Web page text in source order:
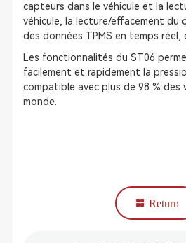
capteurs dans le véhicule et la
véhicule, la lecture/effacement du
des données TPMS en temps réel,
Les fonctionnalités du ST06
facilement et rapidement la
compatible avec plus de 98 % des
monde.
Return